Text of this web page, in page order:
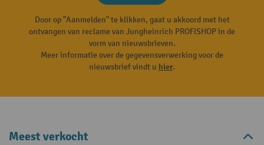
Door op "Aanmelden" te klikken, gaat u akkoord met het
ontvangen van reclame van Jungheinrich PROFISHOP in de
vorm van nieuwsbrieven.
Meer informatie over de gegevensverwerking voor de
nieuwsbrief vindt u hier.
Meest verkocht